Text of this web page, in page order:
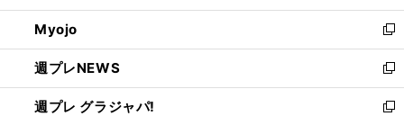
開
く
ウ
で
開
く
ン
ド
ウ
で
開
く
ウ
ィ
ン
ド
ウ
で
Myojo
新
し
い
ウ
ィ
週プレNEWS
新
し
い
週プレ グラジャパ!
新